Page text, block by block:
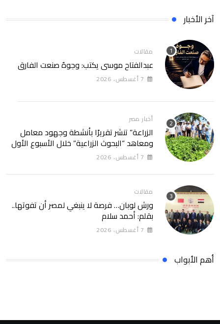
آخر الأخبار
مقالات
عبدالفتاح موسى يكتب: وجوهٌ صنعت الفارق
7 أغسطس، 2026
أخبار مصر
الزراعة” تنشر تقريرًا بأنشطة وجهود معامل
ومعاهد “البحوث الزراعية” خلال الأسبوع الأول
من أغسطس 2026
7 أغسطس، 2026
مقالات
ورش لوبان… فرصة لا ينبغي لمصر أن تفوتها..
بقلم: أحمد سلام
7 أغسطس، 2026
أهم الأبواب